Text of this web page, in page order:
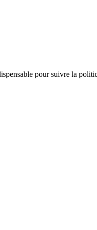
pour suivre la